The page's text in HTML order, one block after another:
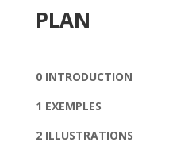
PLAN
0 INTRODUCTION
1 EXEMPLES
2 ILLUSTRATIONS